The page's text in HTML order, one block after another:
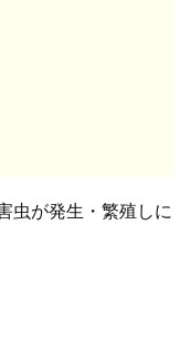
虫が発生・繁殖しに